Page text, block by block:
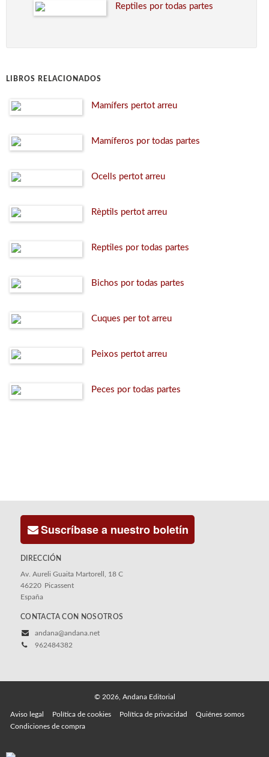
Reptiles por todas partes
LIBROS RELACIONADOS
Mamífers pertot arreu
Mamíferos por todas partes
Ocells pertot arreu
Rèptils pertot arreu
Reptiles por todas partes
Bichos por todas partes
Cuques per tot arreu
Peixos pertot arreu
Peces por todas partes
Suscríbase a nuestro boletín
DIRECCIÓN
Av. Aureli Guaita Martorell, 18 C
46220 Picassent
España
CONTACTA CON NOSOTROS
andana@andana.net
962484382
© 2026, Andana Editorial
Aviso legal Política de cookies Política de privacidad
Quiénes somos
Condiciones de compra